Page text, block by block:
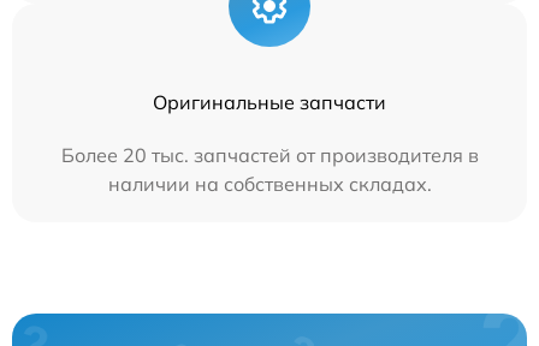
Оригинальные запчасти
Более 20 тыс. запчастей от производителя в
наличии на собственных складах.